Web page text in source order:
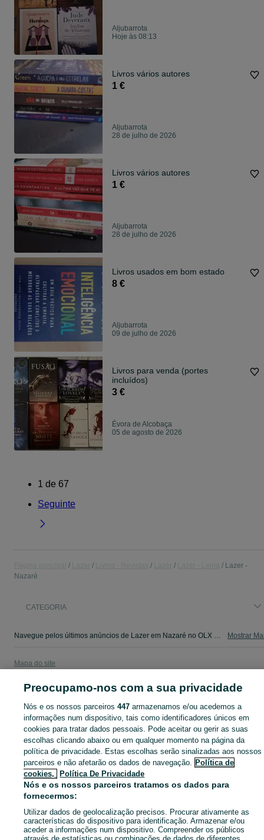
Aljubarrota
Hoje às 08:13
Livros vários autores
1 €
Aljubarrota
28 de julho de 2026
Livros vários autores
1 €
Aljubarrota
28 de julho de 2026
Livros usados em bom estado
8 €
Aljubarrota
09 de julho de 2026
Livros para venda (portes
incluídos)
3 €
Évora de Alcobaça
05 de agosto de 2026
1 de 67
Seguinte
Lazer -
Nazaré
CATEGORIA
Navegue pelos últimos anúncios de Lazer em Nazaré no OLX Portugal. Compre e venda produtos locais com facilidade e segurança. Mostrar
Mapa do site
Mapa de mini-sites
Pesquisas populares
Preocupamo-nos com a sua privacidade
Nós e os nossos parceiros447 armazenamos e/ou acedemos a
informações num dispositivo, tais como identificadores únicos em
cookies para tratar dados pessoais. Pode aceitar ou gerir as suas
escolhas clicando abaixo ou em qualquer momento na página da
política de privacidade. Estas escolhas serão sinalizadas aos nossos
parceiros e não afetarão os dados de navegação. Política de
cookies,
Política De Privacidade
Nós e os nossos parceiros tratamos os dados para
fornecermos:
Utilizar dados de geolocalização precisos. Procurar ativamente as
características do dispositivo para identificação. Armazenar e/ou
aceder a informações num dispositivo. Compreender os públicos